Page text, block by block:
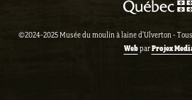
©2024-2025 Musée du moulin à laine d'Ulverton -
WebparProjex